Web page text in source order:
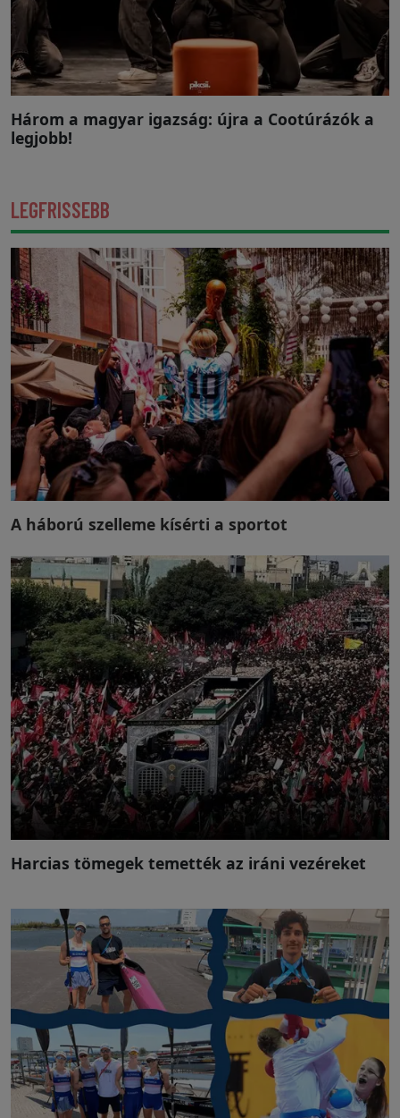
Három a magyar igazság: újra a Cootúrázók a
legjobb!
LEGFRISSEBB
A háború szelleme kísérti a sportot
Harcias tömegek temették az iráni vezéreket